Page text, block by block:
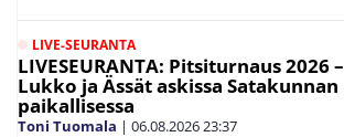
LIVE-SEURANTA
LIVESEURANTA: Pitsiturnaus 2026 –
Lukko ja Ässät askissa Satakunnan
paikallisessa
Toni Tuomala | 06.08.202623:37